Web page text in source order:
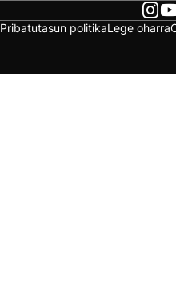
Pribatutasun politikaLege oharra